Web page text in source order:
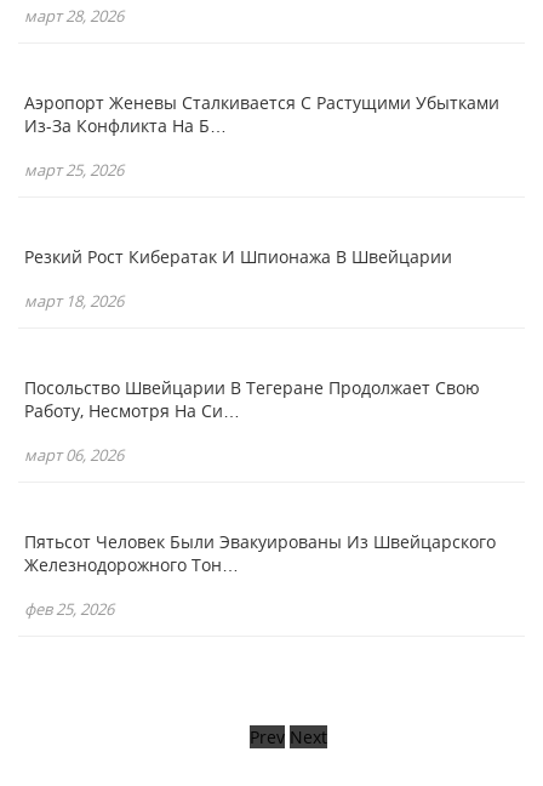
Prev Next
март 28, 2026
Аэропорт Женевы Сталкивается С Растущими Убытками
Из-За Конфликта На Б…
март 25, 2026
Резкий Рост Кибератак И Шпионажа В Швейцарии
март 18, 2026
Посольство Швейцарии В Тегеране Продолжает Свою
Работу, Несмотря На Си…
март 06, 2026
Пятьсот Человек Были Эвакуированы Из Швейцарского
Железнодорожного Тон…
фев 25, 2026